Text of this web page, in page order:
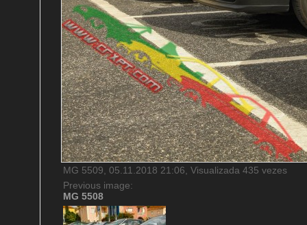
MG 5509, 05.11.2018 21:06, Visualizada 435 vezes
Previous image:
MG 5508